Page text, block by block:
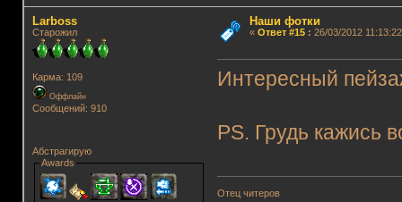
Lаrboss
Старожил
Карма: 109
Оффлайн
Сообщений: 910
Абстрагирую
Awards
Наши фотки
« Ответ #15: 26/03/2012
Интересный
PS. Грудь кажись
Отец читеров